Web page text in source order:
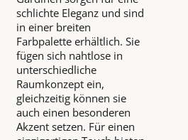
schlichte Eleganz und sind
in einer breiten
Farbpalette erhältlich. Sie
fügen sich nahtlose in
unterschiedliche
Raumkonzept ein,
gleichzeitig können sie
auch einen besonderen
Akzent setzen. Für einen